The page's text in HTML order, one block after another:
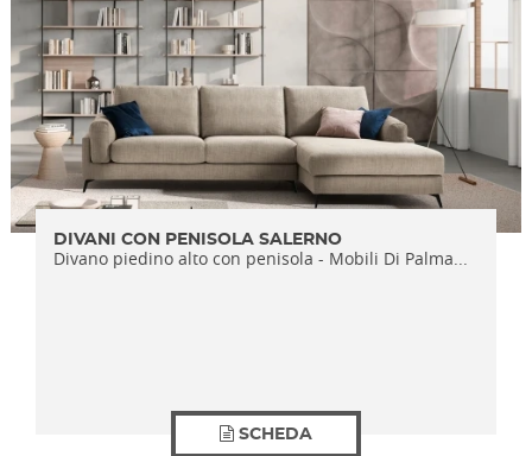
DIVANI CON PENISOLA SALERNO
Divano piedino alto con penisola - Mobili Di Palma...
SCHEDA